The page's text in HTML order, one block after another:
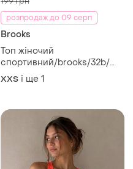
розпродаж до 09 серп
Brooks
Топ жіночий
спортивний/brooks/32b/
синій
XХS і ще 1